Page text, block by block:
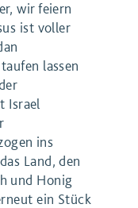
wir feiern
ist voller
lassen
Israel
ins
Land, den
und Honig
ein Stück